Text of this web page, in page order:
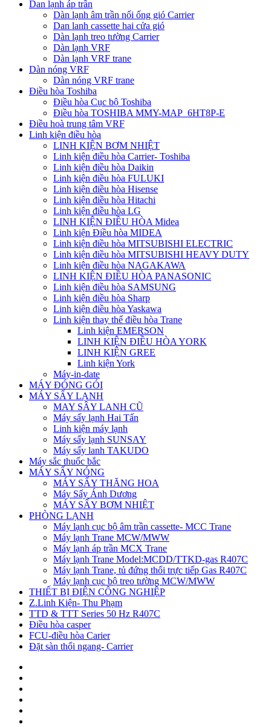
Dan lạnh áp trần
Dàn lạnh âm trần nối ống gió Carrier
Dan lanh cassette hai cửa gió
Dàn lạnh treo tường Carrier
Dàn lạnh VRF
Dàn lạnh VRF trane
Dàn nóng VRF
Dàn nóng VRF trane
Điều hòa Toshiba
Điều hòa Cục bộ Toshiba
Điều hòa TOSHIBA MMY-MAP_6HT8P-E
Điều hoà trung tâm VRF
Linh kiện điều hòa
LINH KIỆN BƠM NHIỆT
Linh kiện điều hòa Carrier- Toshiba
Linh kiện điều hòa Daikin
Linh kiện điều hòa FULUKI
Linh kiện điều hòa Hisense
Linh kiện điều hòa Hitachi
Linh kiện điều hòa LG
LINH KIỆN ĐIỀU HÒA Midea
Linh kiện Điều hòa MIDEA
Linh kiện điều hòa MITSUBISHI ELECTRIC
Linh kiện điều hòa MITSUBISHI HEAVY DUTY
Linh kiện điều hòa NAGAKAWA
LINH KIỆN ĐIỀU HÒA PANASONIC
Linh kiện điều hòa SAMSUNG
Linh kiện điều hòa Sharp
Linh kiện điều hòa Yaskawa
Linh kiện thay thế điều hòa Trane
Linh kiện EMERSON
LINH KIỆN ĐIỀU HÒA YORK
LINH KIỆN GREE
Linh kiện York
Máy-in-date
MÁY ĐÓNG GÓI
MÁY SẤY LẠNH
MAY SÂY LANH CŨ
Máy sấy lạnh Hai Tấn
Linh kiện máy lạnh
Máy sấy lạnh SUNSAY
Máy sấy lanh TAKUDO
Máy sắc thuốc bắc
MÁY SẤY NÓNG
MÁY SẤY THĂNG HOA
Máy Sấy Ánh Dương
MÁY SẤY BƠM NHIỆT
PHÒNG LẠNH
Máy lạnh cục bộ âm trần cassette- MCC Trane
Máy lạnh Trane MCW/MWW
Máy lạnh áp trần MCX Trane
Máy lạnh Trane Model:MCDD/TTKD-gas R407C
Máy lạnh Trane, tủ đứng thổi trực tiếp Gas R407C
Máy lạnh cục bộ treo tường MCW/MWW
THIẾT BỊ ĐIỆN CÔNG NGHIỆP
Z.Linh Kiện- Thu Phạm
TTD & TTT Series 50 Hz R407C
Điều hòa casper
FCU-điều hòa Carier
Đặt sàn thổi ngang- Carrier